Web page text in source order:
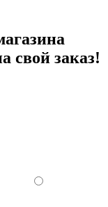
свой заказ!